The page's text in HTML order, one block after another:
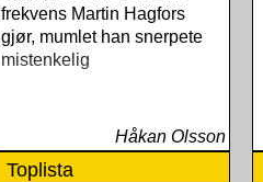
frekvens Martin Hagfors
gjør, mumlet han snerpete
mistenkelig
Håkan Olsson
Toplista